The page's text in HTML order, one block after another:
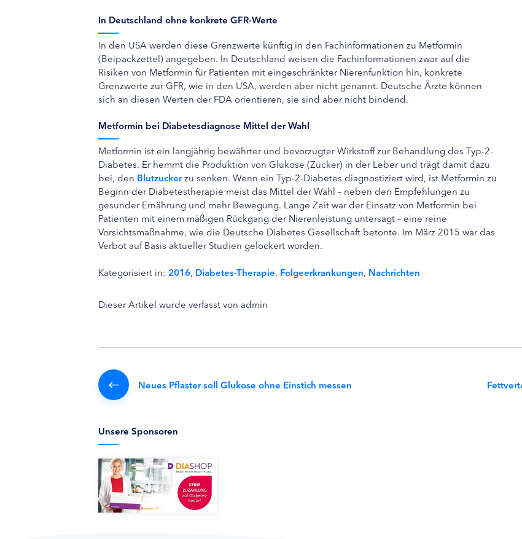
In Deutschland ohne konkrete GFR-Werte
In den USA werden diese Grenzwerte künftig in den Fachinformationen zu Metformin
(Beipackzettel) angegeben. In Deutschland weisen die Fachinformationen zwar auf die
Risiken von Metformin für Patienten mit eingeschränkter Nierenfunktion hin, konkrete
Grenzwerte zur GFR, wie in den USA, werden aber nicht genannt. Deutsche Ärzte können
sich an diesen Werten der FDA orientieren, sie sind aber nicht bindend.
Metformin bei Diabetesdiagnose Mittel der Wahl
Metformin ist ein langjährig bewährter und bevorzugter Wirkstoff zur Behandlung des Typ-2-
Diabetes. Er hemmt die Produktion von Glukose (Zucker) in der Leber und trägt damit dazu
bei, den Blutzuckerzu senken. Wenn ein Typ-2-Diabetes diagnostiziert wird, ist Metformin zu
Beginn der Diabetestherapie meist das Mittel der Wahl – neben den Empfehlungen zu
gesunder Ernährung und mehr Bewegung. Lange Zeit war der Einsatz von Metformin bei
Patienten mit einem mäßigen Rückgang der Nierenleistung untersagt – eine reine
Vorsichtsmaßnahme, wie die Deutsche Diabetes Gesellschaft betonte. Im März 2015 war das
Verbot auf Basis aktueller Studien gelockert worden.
Kategorisiert in: 2016, Diabetes-Therapie, Folgeerkrankungen, Nachrichten
Dieser Artikel wurde verfasst von admin
Neues Pflaster soll Glukose ohne Einstich messen
Unsere Sponsoren